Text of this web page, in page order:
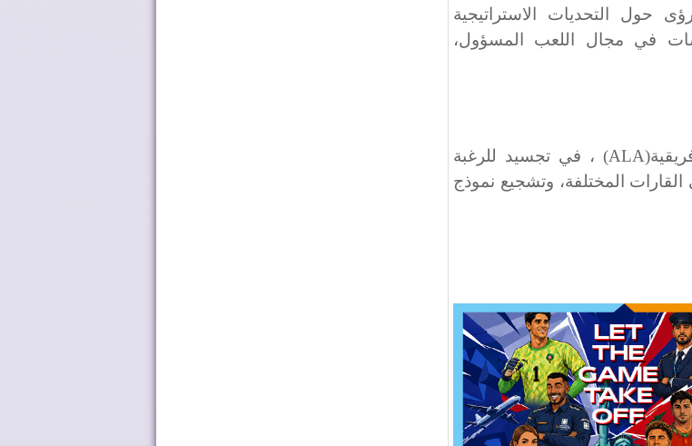
حول التحديات الاستراتيجية
في مجال اللعب المسؤول،
(ALA) ، في تجسيد للرغبة
القارات المختلفة، وتشجيع نموذج